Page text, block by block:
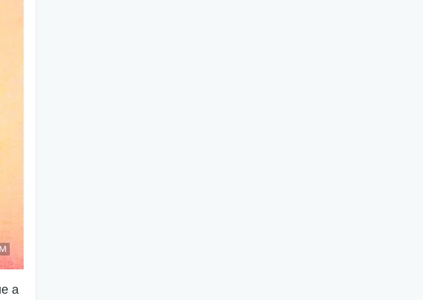
a